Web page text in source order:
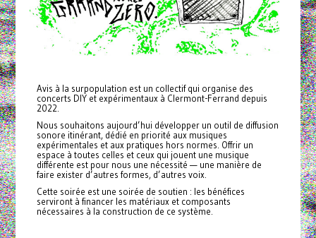
Avis à la surpopulation est un collectif qui organise des
concerts DIY et expérimentaux à Clermont-Ferrand depuis
2022.
Nous souhaitons aujourd’hui développer un outil de diffusion
sonore itinérant, dédié en priorité aux musiques
expérimentales et aux pratiques hors normes. Offrir un
espace à toutes celles et ceux qui jouent une musique
différente est pour nous une nécessité — une manière de
faire exister d’autres formes, d’autres voix.
Cette soirée est une soirée de soutien : les bénéfices
serviront à financer les matériaux et composants
nécessaires à la construction de ce système.